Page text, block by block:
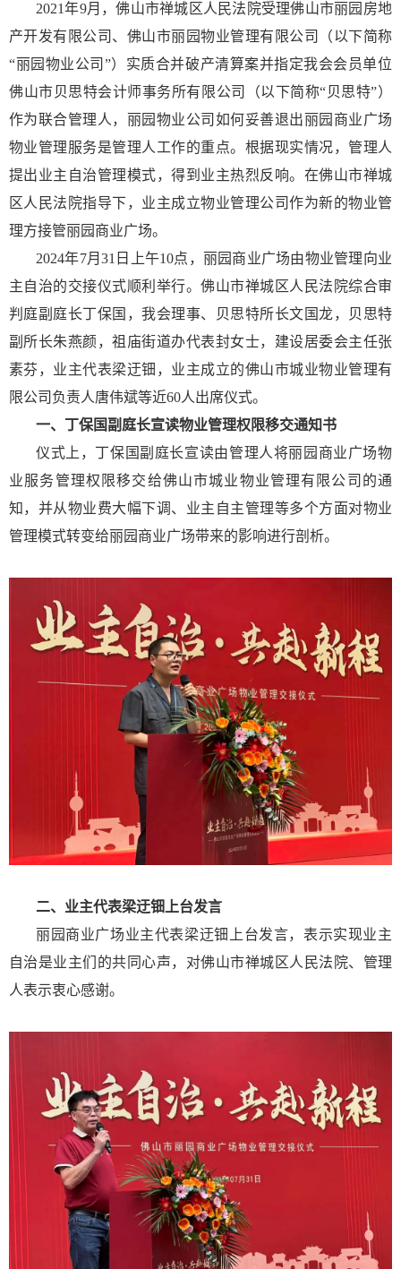
2021年9月，佛山市禅城区人民法院受理佛山市丽园房地
产开发有限公司、佛山市丽园物业管理有限公司（以下简称
“丽园物业公司”）实质合并破产清算案并指定我会会员单位
佛山市贝思特会计师事务所有限公司（以下简称“贝思特”）
作为联合管理人，丽园物业公司如何妥善退出丽园商业广场
物业管理服务是管理人工作的重点。根据现实情况，管理人
提出业主自治管理模式，得到业主热烈反响。在佛山市禅城
区人民法院指导下，业主成立物业管理公司作为新的物业管
理方接管丽园商业广场。
2024年7月31日上午10点，丽园商业广场由物业管理向业
主自治的交接仪式顺利举行。佛山市禅城区人民法院综合审
判庭副庭长丁保国，我会理事、贝思特所长文国龙，贝思特
副所长朱燕颜，祖庙街道办代表封女士，建设居委会主任张
素芬，业主代表梁迂钿，业主成立的佛山市城业物业管理有
限公司负责人唐伟斌等近60人出席仪式。
一、丁保国副庭长宣读物业管理权限移交通知书
仪式上，丁保国副庭长宣读由管理人将丽园商业广场物
业服务管理权限移交给佛山市城业物业管理有限公司的通
知，并从物业费大幅下调、业主自主管理等多个方面对物业
管理模式转变给丽园商业广场带来的影响进行剖析。
二、业主代表梁迂钿上台发言
丽园商业广场业主代表梁迂钿上台发言，表示实现业主
自治是业主们的共同心声，对佛山市禅城区人民法院、管理
人表示衷心感谢。